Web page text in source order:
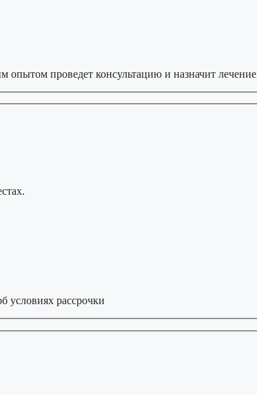
опытом проведет консультацию и назначит лечение
условиях рассрочки